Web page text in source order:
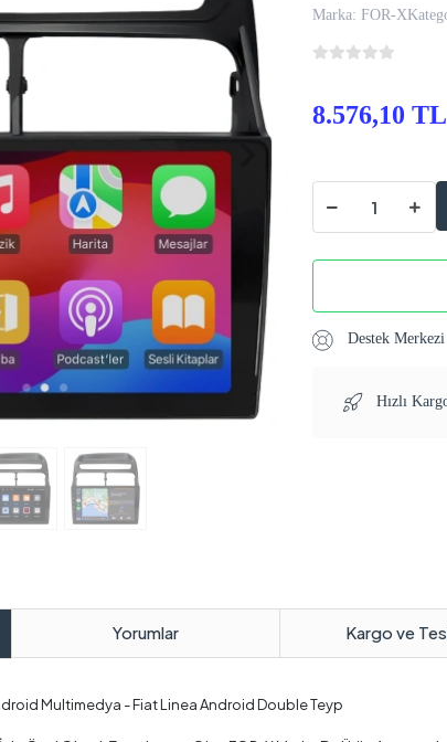
Marka: FOR-X
8.576,10 TL
Destek Merkezi
Hızlı
Yorumlar Kargo ve
Multimedya - Fiat Linea Android Double Teyp